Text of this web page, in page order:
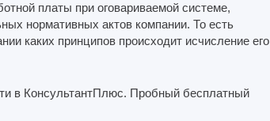
платы при оговариваемой системе,
нормативных актов компании. То есть
каких принципов происходит исчисление его
в КонсультантПлюс. Пробный бесплатный